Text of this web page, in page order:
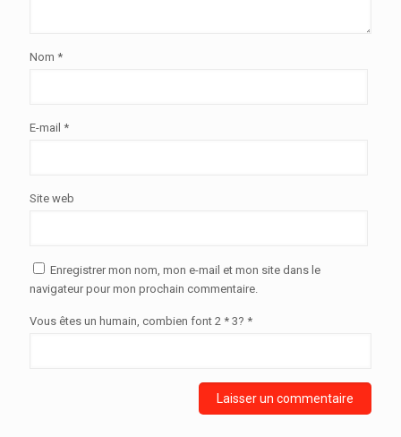
Nom *
E-mail *
Site web
Enregistrer mon nom, mon e-mail et mon site dans le
navigateur pour mon prochain commentaire.
Vous êtes un humain, combien font 2 * 3? *